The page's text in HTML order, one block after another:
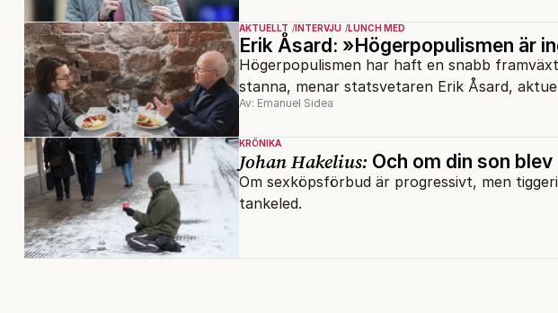
AKTUELLT INTERVJU LUNCH MED
Erik Åsard: »Högerpopulismen är
Högerpopulismen har haft en snabb
stanna, menar statsvetaren Erik Åsard,
Av: Emanuel Sidea
KRÖNIKA
Johan Hakelius: Och om din son
Om sexköpsförbud är progressivt, men
tankeled.